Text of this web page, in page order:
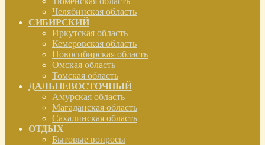
Челябинская область
СИБИРСКИЙ
Иркутская область
Кемеровская область
Новосибирская область
Омская область
Томская область
ДАЛЬНЕВОСТОЧНЫЙ
Амурская область
Магаданская область
Сахалинская область
ОТДЫХ
Бытовые вопросы